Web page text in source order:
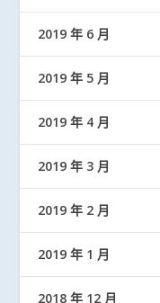
2019 年 6 月
2019 年 5 月
2019 年 4 月
2019 年 3 月
2019 年 2 月
2019 年 1 月
2018 年 12 月